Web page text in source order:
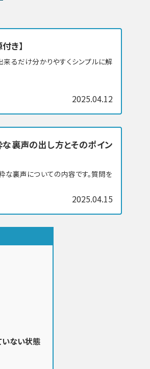
き】
来るだけ分かりやすくシンプルに解
2025.04.12
裏声の出し方とそのポイン
な裏声についての内容です。質問を
2025.04.15
いない状態